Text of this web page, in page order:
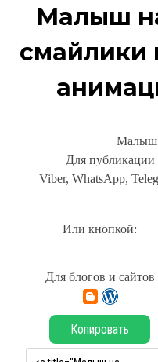
Малыш
смайлики
Малыш
Для публикации
Viber, WhatsApp,
Или кнопкой:
Для блогов и сайтов
Копировать